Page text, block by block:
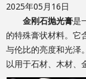
2025年05月16日
金刚石抛光膏是
的特殊膏状材料。它
与伦比的亮度和光泽。
以用于石材、木材、